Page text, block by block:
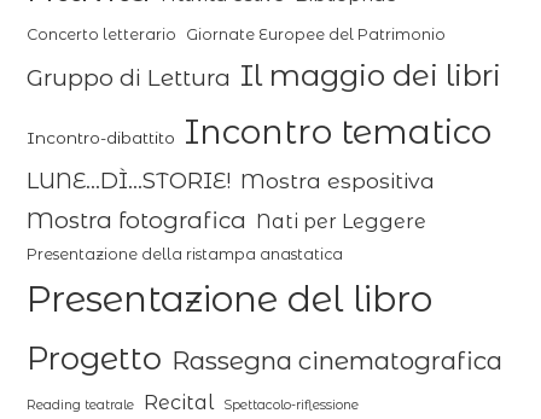
Concerto letterario Giornate Europee del Patrimonio
Gruppo di Lettura Il maggio dei libri
Incontro-dibattito Incontro tematico
LUNE...DÌ...STORIE! Mostra espositiva
Mostra fotografica Nati per Leggere
Presentazione della ristampa anastatica
Presentazione del libro
Progetto Rassegna cinematografica
Reading teatrale Recital Spettacolo-riflessione